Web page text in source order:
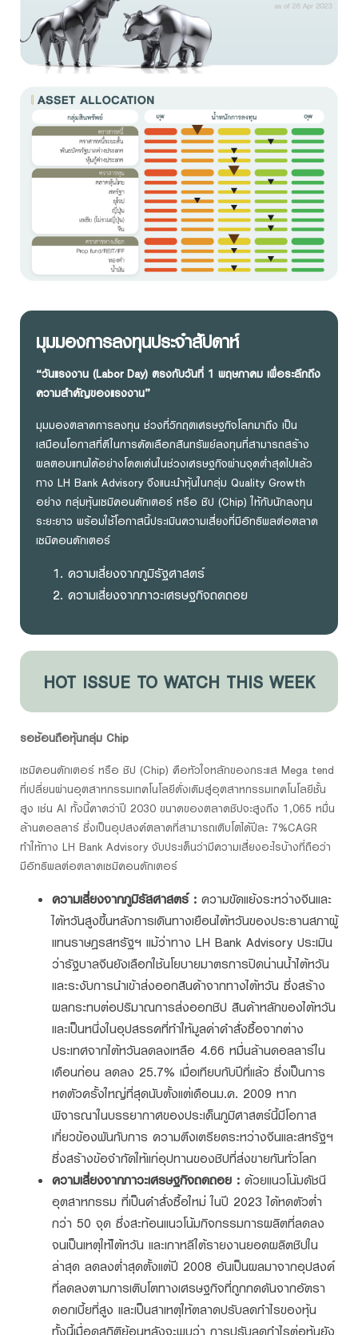
มุมมองการลงทุนประจำสัปดาห์
“วันแรงงาน (Labor Day) ตรงกับวันที่ 1 พฤษภาคม เพื่อระลึกถึง
ความสำคัญของแรงงาน”
มุมมองตลาดการลงทุน ช่วงที่วิกฤตเศรษฐกิจโลกมาถึง เป็น
เสมือนโอกาสที่ดีในการคัดเลือกสินทรัพย์ลงทุนที่สามารถสร้าง
ผลตอบแทนได้อย่างโดดเด่นในช่วงเศรษฐกิจผ่านจุดต่ำสุดไปแล้ว
ทาง LH Bank Advisory จึงแนะนำหุ้นในกลุ่ม Quality Growth
อย่าง กลุ่มหุ้นเซมิคอนดักเตอร์ หรือ ชิป (Chip) ให้กับนักลงทุน
ระยะยาว พร้อมใช้โอกาสนี้ประเมินความเสี่ยงที่มีอิทธิพลต่อตลาด
เซมิคอนดักเตอร์
ความเสี่ยงจากภูมิรัฐศาสตร์
ความเสี่ยงจากภาวะเศรษฐกิจถดถอย
HOT ISSUE TO WATCH THIS WEEK
รอช้อนถือหุ้นกลุ่ม Chip
เซมิคอนดักเตอร์ หรือ ชิป (Chip) คือหัวใจหลักของกระแส Mega tend
ที่เปลี่ยนผ่านอุตสาหกรรมเทคโนโลยีดั่งเดิมสู่อุตสาหกรรมเทคโนโลยีชั้น
สูง เช่น AI ทั้งนี้คาดว่าปี 2030 ขนาดของตลาดชิปจะสูงถึง 1,065 หมื่น
ล้านดอลลาร์ ซึ่งเป็นอุปสงค์ตลาดที่สามารถเติบโตได้ปีละ 7%CAGR
ทำให้ทาง LH Bank Advisory จับประเด็นว่ามีความเสี่ยงอะไรบ้างที่ถือว่า
มีอิทธิพลต่อตลาดเซมิคอนดักเตอร์
ความเสี่ยงจากภูมิรัสศาสตร์ : ความขัดแย้งระหว่างจีนและ
ไต้หวันสูงขึ้นหลังการเดินทางเยือนไต้หวันของประธานสภาผู้
แทนราษฎรสหรัฐฯ แม้ว่าทาง LH Bank Advisory ประเมิน
ว่ารัฐบาลจีนยังเลือกใช้นโยบายมาตรการปิดน่านน้ำไต้หวัน
และระงับการนำเข้าส่งออกสินค้าจากทางไต้หวัน ซึ่งสร้าง
ผลกระทบต่อปริมาณการส่งออกชิป สินค้าหลักของไต้หวัน
และเป็นหนึ่งในอุปสรรคที่ทำให้มูลค่าคำสั่งซื้อจากต่าง
ประเทศจากไต้หวันลดลงเหลือ 4.66 หมื่นล้านดอลลาร์ใน
เดือนก่อน ลดลง 25.7% เมื่อเทียบกับปีที่แล้ว ซึ่งเป็นการ
หดตัวครั้งใหญ่ที่สุดนับตั้งแต่เดือนม.ค. 2009 หาก
พิจารณาในบรรยากาศของประเด็นภูมิศาสตร์นี้มีโอกาส
เกี่ยวข้องพันกับการ ความตึงเตรียดระหว่างจีนและสหรัฐฯ
ซึ่งสร้างข้อจำกัดให้แก่อุปทานของชิปที่ส่งขายกันทั่วโลก
ความเสี่ยงจากภาวะเศรษฐกิจถดถอย : ด้วยแนวโน้มดัชนี
อุตสาหกรรม ที่เป็นคำสั่งซื้อใหม่ ในปี 2023 ได้หดตัวต่ำ
กว่า 50 จุด ซึ่งสะท้อนแนวโน้มกิจกรรมการผลิตที่ลดลง
จนเป็นเหตุให้ไต้หวัน และเกาหลีใต้รายงานยอดผลิตชิปใน
ล่าสุด ลดลงต่ำสุดตั้งแต่ปี 2008 อันเป็นผลมาจากอุปสงค์
ที่ลดลงตามการเติบโตทางเศรษฐกิจที่ถูกกดดันจากอัตรา
ดอกเบี้ยที่สูง และเป็นสาเหตุให้ตลาดปรับลดกำไรของหุ้น
ทั้งนี้เมื่อดูสถิติย้อนหลังจะพบว่า การปรับลดกำไรต่อหุ้นยัง